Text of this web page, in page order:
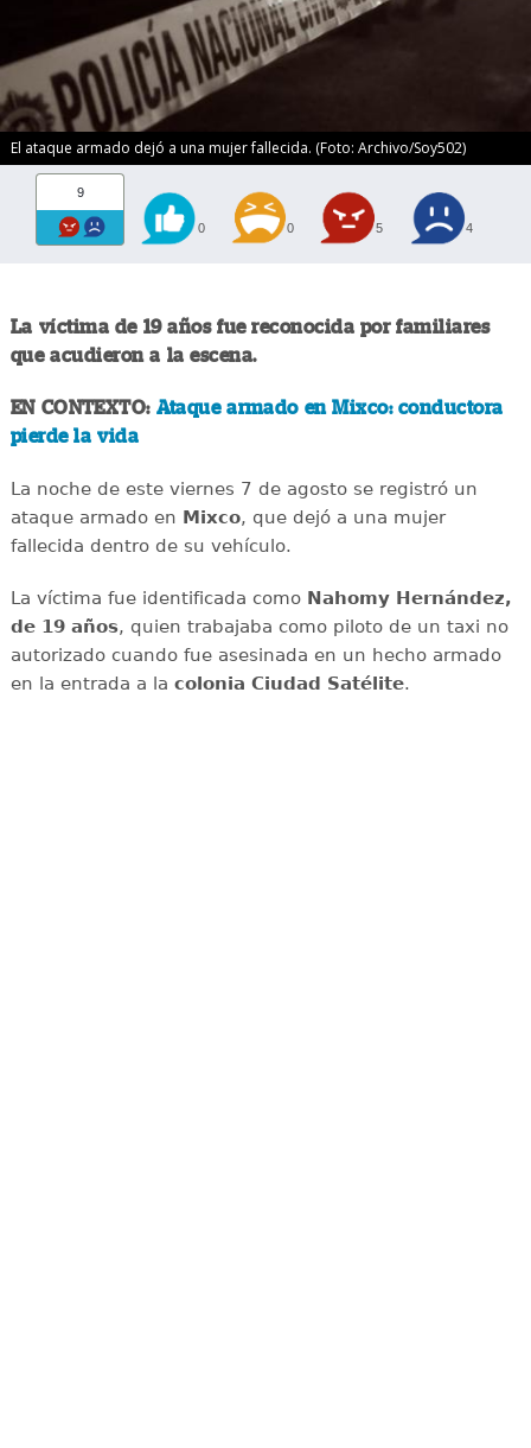
El ataque armado dejó a una mujer fallecida. (Foto: Archivo/Soy502)
9
0 0 5 4
La víctima de 19 años fue reconocida por familiares
que acudieron a la escena.
EN CONTEXTO: Ataque armado en Mixco: conductora
pierde la vida
La noche de este viernes 7 de agosto se registró un
ataque armado en Mixco, que dejó a una mujer
fallecida dentro de su vehículo.
La víctima fue identificada como Nahomy Hernández,
de 19 años, quien trabajaba como piloto de un taxi no
autorizado cuando fue asesinada en un hecho armado
en la entrada a la colonia Ciudad Satélite.